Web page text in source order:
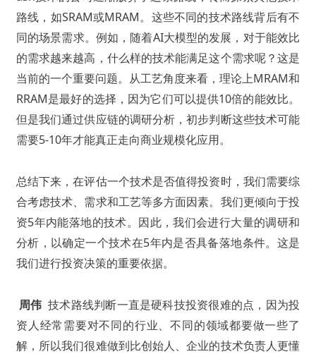
路线，如SRAM或MRAM。这些不同的技术路线背后有不
同的场景需求。例如，随着AI大模型的发展，对于能效比
的需求越来越高，什么样的技术能满足这个需求呢？这是
当前的一个重要问题。从工艺角度来看，理论上MRAM和
RRAM是最好的选择，因为它们可以提供10倍的能效比。
但是我们通过供应链的调研分析，初步判断这些技术可能
需要5-10年才能真正走向商业规模化应用。
总结下来，在评估一个技术是否值得投资时，我们需要综
合考虑技术、需求和工艺等多方面因素。我们更倾向于投
资5年内能落地的技术。因此，我们会进行大量的调研和
分析，以确定一个技术在5年内是否具备落地条件。这是
我们进行投资决策的重要依据。
周伟 技术路线判断一直是硬科技投资很难的点，因为投
资人经常需要对不同的行业、不同的领域都要做一些了
解，所以我们很难做到比创始人、企业的技术负责人更懂